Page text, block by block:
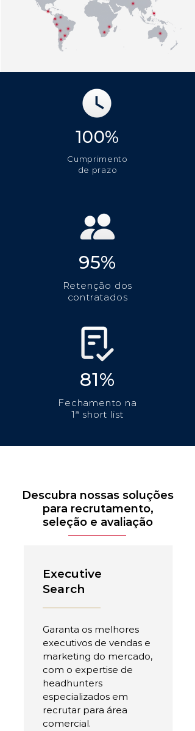
100%
Cumprimento
de prazo
95%
Retenção dos
contratados
81%
Fechamento na
1ª short list
Descubra nossas soluções
para recrutamento,
seleção e avaliação
Executive
Search
Garanta os melhores
executivos de vendas e
marketing do mercado,
com o expertise de
headhunters
especializados em
recrutar para área
comercial.